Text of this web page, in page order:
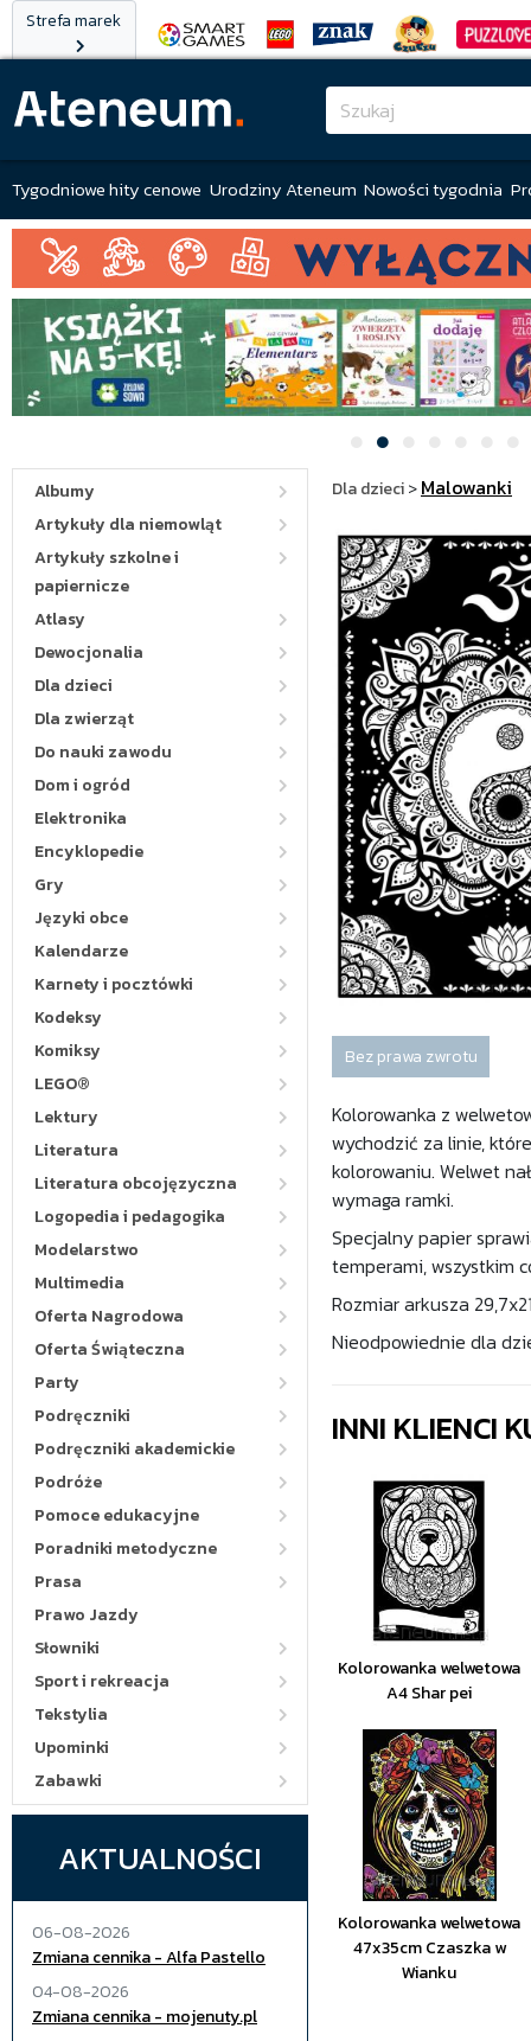
Strefa marek
Tygodniowe hity cenowe Urodziny Ateneum Nowości tygodnia
Albumy
Artykuły dla niemowląt
Artykuły szkolne i
papiernicze
Atlasy
Dewocjonalia
Dla dzieci
Dla zwierząt
Do nauki zawodu
Dom i ogród
Elektronika
Encyklopedie
Gry
Języki obce
Kalendarze
Karnety i pocztówki
Kodeksy
Komiksy
LEGO®
Lektury
Literatura
Literatura obcojęzyczna
Logopedia i pedagogika
Modelarstwo
Multimedia
Oferta Nagrodowa
Oferta Świąteczna
Party
Podręczniki
Podręczniki akademickie
Podróże
Pomoce edukacyjne
Poradniki metodyczne
Prasa
Prawo Jazdy
Słowniki
Sport i rekreacja
Tekstylia
Upominki
Zabawki
AKTUALNOŚCI
06-08-2026
Zmiana cennika - Alfa Pastello
04-08-2026
Zmiana cennika - mojenuty.pl
Dla dzieci>Malowanki
Bez prawa zwrotu
Kolorowanka z
wychodzić za linie,
kolorowaniu. Welwet
wymaga ramki.
Specjalny papier
temperami, wszystkim
Rozmiar arkusza
Nieodpowiednie dla
INNI KLIENCI
Kolorowanka welwetowa
A4 Shar pei
Kolorowanka welwetowa
47x35cm Czaszka w
Wianku